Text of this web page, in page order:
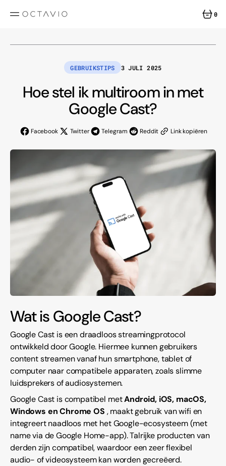
NAAR 0
0
GEBRUIKSTIPS 3 JULI 2025
Hoe stel ik multiroom in met
Google Cast?
Facebook Twitter Telegram Reddit Link kopiëren
Wat is Google Cast?
Google Cast is een draadloos streamingprotocol
ontwikkeld door Google. Hiermee kunnen gebruikers
content streamen vanaf hun smartphone, tablet of
computer naar compatibele apparaten, zoals slimme
luidsprekers of audiosystemen.
Google Cast is compatibel metAndroid, iOS, macOS,
Windows en Chrome OS , maakt gebruik van wifi en
integreert naadloos met het Google-ecosysteem (met
name via de Google Home-app). Talrijke producten van
derden zijn compatibel, waardoor een zeer flexibel
audio- of videosysteem kan worden gecreëerd.